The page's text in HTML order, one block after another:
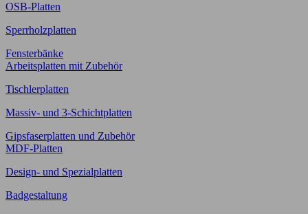
OSB-Platten
Sperrholzplatten
Fensterbänke
Arbeitsplatten mit Zubehör
Tischlerplatten
Massiv- und 3-Schichtplatten
Gipsfaserplatten und Zubehör
MDF-Platten
Design- und Spezialplatten
Badgestaltung